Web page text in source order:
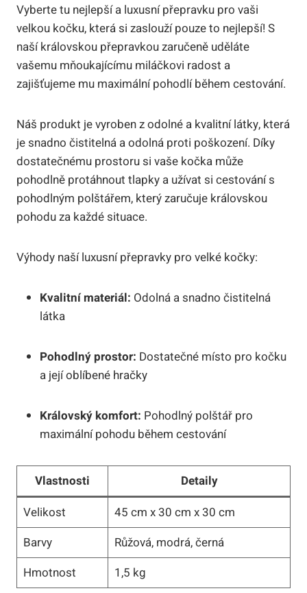
Vyberte tu nejlepší a luxusní přepravku pro vaši
velkou kočku, která si zaslouží pouze to nejlepší! S
naší královskou přepravkou zaručeně uděláte
vašemu mňoukajícímu miláčkovi radost a
zajišťujeme mu maximální pohodlí během cestování.
Náš produkt je vyroben z odolné a kvalitní látky, která
je snadno čistitelná a odolná proti poškození. Díky
dostatečnému prostoru si vaše kočka může
pohodlně protáhnout tlapky a užívat si cestování s
pohodlným polštářem, který zaručuje královskou
pohodu za každé situace.
Výhody naší luxusní přepravky pro velké kočky:
Kvalitní materiál: Odolná a snadno čistitelná
látka
Pohodlný prostor: Dostatečné místo pro kočku
a její oblíbené hračky
Královský komfort: Pohodlný polštář pro
maximální pohodu během cestování
Vlastnosti
Detaily
Velikost
45 cm x 30 cm x 30 cm
Barvy
Růžová, modrá, černá
Hmotnost
1,5 kg